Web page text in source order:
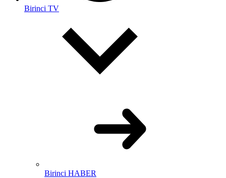
Birinci TV
Birinci HABER